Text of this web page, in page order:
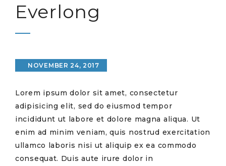
Everlong
NOVEMBER 24, 2017
Lorem ipsum dolor sit amet, consectetur
adipisicing elit, sed do eiusmod tempor
incididunt ut labore et dolore magna aliqua. Ut
enim ad minim veniam, quis nostrud exercitation
ullamco laboris nisi ut aliquip ex ea commodo
consequat. Duis aute irure dolor in